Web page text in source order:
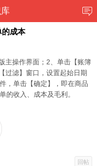
的成本
主操作界面；2、单击【账簿
过滤】窗口，设置起始日期
，单击【确定】，即在商品
的收入、成本及毛利。
回帖